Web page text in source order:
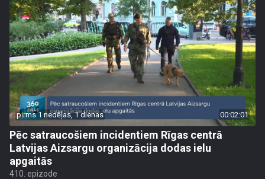
pirms 1 nedēļas, 1 dienas 00:02:01
Pēc satraucošiem incidentiem Rīgas centrā
Latvijas Aizsargu organizācija dodas ielu
apgaitās
410. epizode